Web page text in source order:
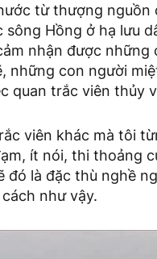
từ thượng nguồn
sông Hồng ở hạ lưu
nhận được những
những con người
quan trắc viên thủy
viên khác mà tôi
ít nói, thi thoảng
đó là đặc thù nghề
như vậy.